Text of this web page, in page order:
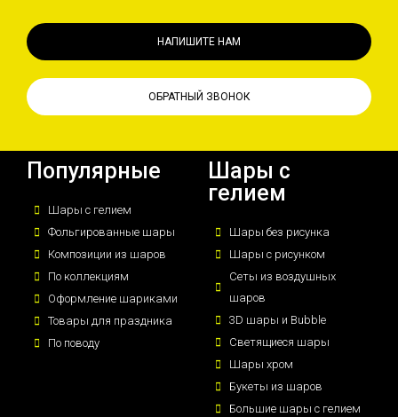
НАПИШИТЕ НАМ
ОБРАТНЫЙ ЗВОНОК
Популярные
Шары с гелием
Фольгированные шары
Композиции из шаров
По коллекциям
Оформление шариками
Товары для праздника
По поводу
Шары с
гелием
Шары без рисунка
Шары с рисунком
Сеты из воздушных
шаров
3D шары и Bubble
Светящиеся шары
Шары хром
Букеты из шаров
Большие шары с гелием